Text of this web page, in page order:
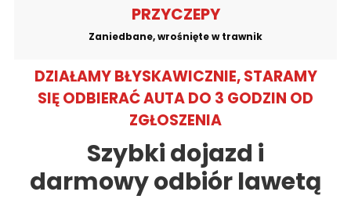
PRZYCZEPY
Zaniedbane, wrośnięte w trawnik
DZIAŁAMY BŁYSKAWICZNIE, STARAMY
SIĘ ODBIERAĆ AUTA DO 3 GODZIN OD
ZGŁOSZENIA
Szybki dojazd i
darmowy odbiór lawetą